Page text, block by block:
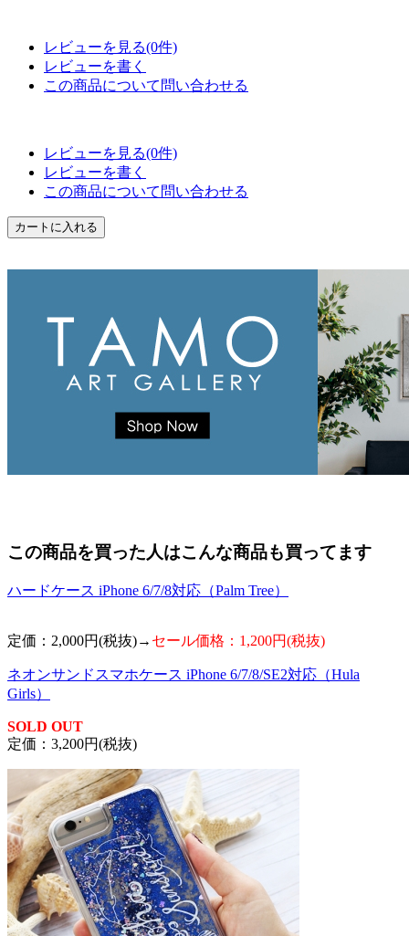
レビューを見る(0件)
レビューを書く
この商品について問い合わせる
レビューを見る(0件)
レビューを書く
この商品について問い合わせる
この商品を買った人はこんな商品も買ってます
ハードケース iPhone 6/7/8対応（Palm Tree）
定価：2,000円(税抜)→ セール価格：1,200円(税抜)
ネオンサンドスマホケース iPhone 6/7/8/SE2対応（Hula
Girls）
SOLD OUT
定価：3,200円(税抜)